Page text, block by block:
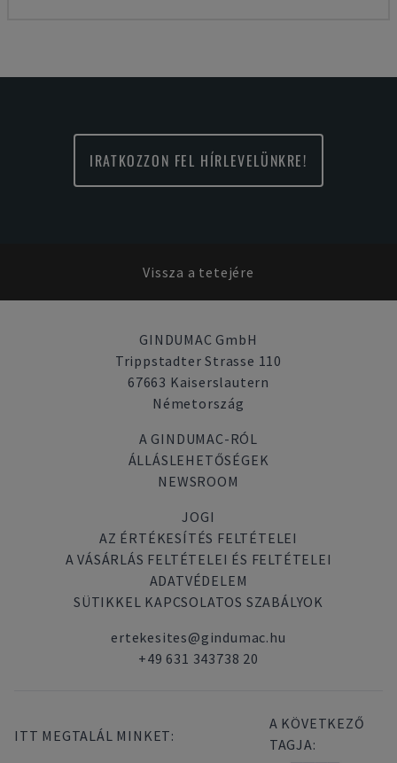
IRATKOZZON FEL HÍRLEVELÜNKRE!
Vissza a tetejére
GINDUMAC GmbH
Trippstadter Strasse 110
67663 Kaiserslautern
Németország
A GINDUMAC-RÓL
ÁLLÁSLEHETŐSÉGEK
NEWSROOM
JOGI
AZ ÉRTÉKESÍTÉS FELTÉTELEI
A VÁSÁRLÁS FELTÉTELEI ÉS FELTÉTELEI
ADATVÉDELEM
SÜTIKKEL KAPCSOLATOS SZABÁLYOK
ertekesites@gindumac.hu
+49 631 343738 20
ITT MEGTALÁL MINKET:
A KÖVETKEZŐ
TAGJA: